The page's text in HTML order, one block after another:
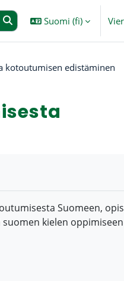
Suomi ‎(fi)‎
kotoutumisen edistäminen
Suomeen,
kielen oppimiseen